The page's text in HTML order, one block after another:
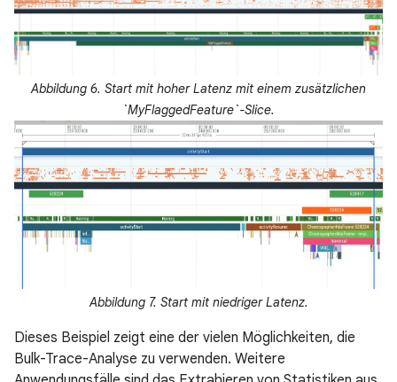
Abbildung 6. Start mit hoher Latenz mit einem zusätzlichen
`MyFlaggedFeature`-Slice.
Abbildung 7. Start mit niedriger Latenz.
Dieses Beispiel zeigt eine der vielen Möglichkeiten, die
Bulk-Trace-Analyse zu verwenden. Weitere